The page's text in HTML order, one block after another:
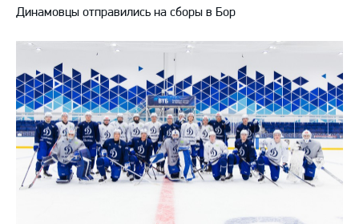
Динамовцы отправились на сборы в Бор